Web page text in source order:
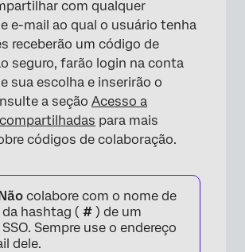
com qualquer
e-mail ao qual o usuário tenha
receberão um código de
seguro, farão login na conta
sua escolha e inserirão o
a seção Acesso a
para mais
códigos de colaboração.
colabore com o nome de
hashtag ( # ) de um
Sempre use o endereço
dele.